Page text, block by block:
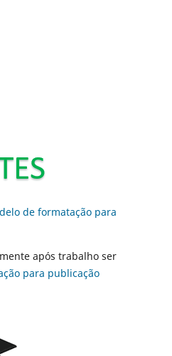
de formatação para
após trabalho ser
para publicação